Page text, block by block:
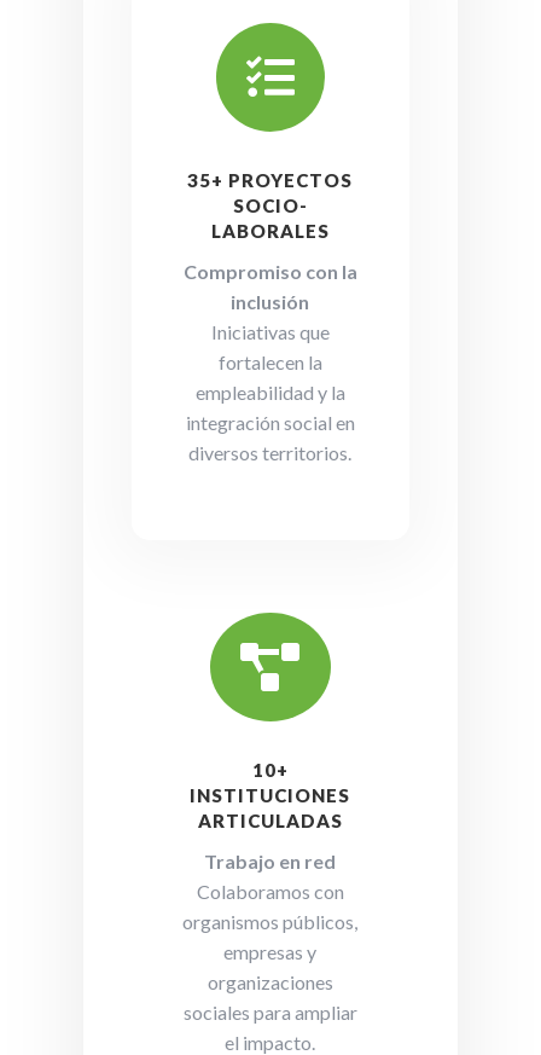

35+ PROYECTOS
SOCIO-
LABORALES
Compromiso con la
inclusión
Iniciativas que
fortalecen la
empleabilidad y la
integración social en
diversos territorios.

10+
INSTITUCIONES
ARTICULADAS
Trabajo en red
Colaboramos con
organismos públicos,
empresas y
organizaciones
sociales para ampliar
el impacto.